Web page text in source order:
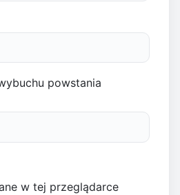
powstania
w tej przeglądarce